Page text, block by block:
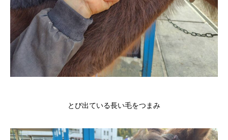
とび出ている長い毛をつまみ